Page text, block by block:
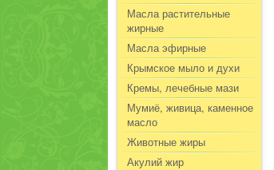
Масла растительные
жирные
Масла эфирные
Крымское мыло и духи
Кремы, лечебные мази
Мумиё, живица, каменное
масло
Животные жиры
Акулий жир